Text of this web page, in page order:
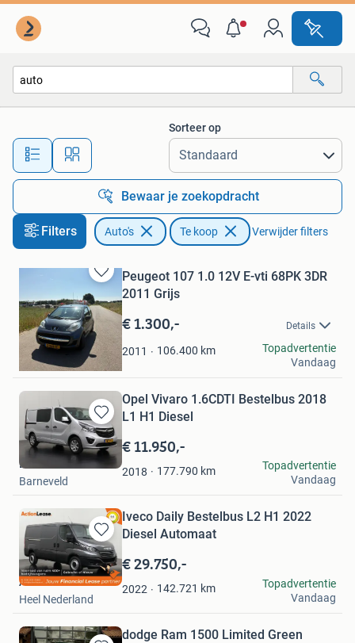
Alle afstanden…
Sorteer op
Bewaar je zoekopdracht
Filters Auto's Te koop Verwijder filters
Bewaren
in
Mijn
Favorieten
Peugeot 107 1.0 12V E-vti 68PK 3DR
2011 Grijs
€ 1.300,- Details
2011 106.400 km
Marcelino Mulders
Montfort
Topadvertentie
Vandaag
Bewaren
in
Mijn
Favorieten
Opel Vivaro 1.6CDTI Bestelbus 2018
L1 H1 Diesel
€ 11.950,-
2018 177.790 km
Dutchvans.com
Barneveld
Topadvertentie
Vandaag
Bewaren
in
Mijn
Favorieten
Iveco Daily Bestelbus L2 H1 2022
Diesel Automaat
€ 29.750,-
2022 142.721 km
Action Lease
Heel Nederland
Topadvertentie
Vandaag
dodge Ram 1500 Limited Green